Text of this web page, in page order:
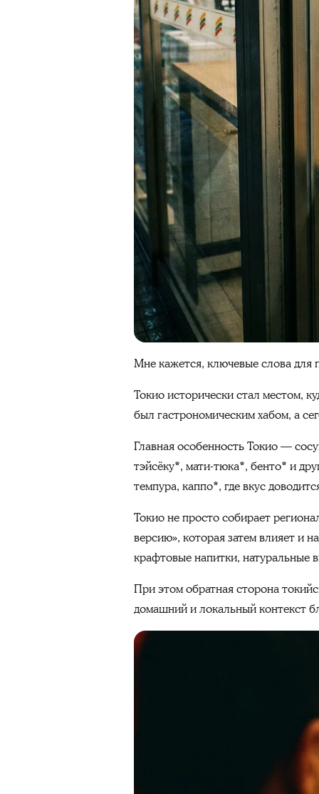
Мне кажется, ключевые слова для
Токио исторически стал местом,
был гастрономическим хабом, а
Главная особенность Токио —
тэйсёку*, мати-тюка*, бенто* и
темпура, каппо*, где вкус
Токио не просто собирает
версию», которая затем влияет и
крафтовые напитки, натуральные
При этом обратная сторона
домашний и локальный контекст